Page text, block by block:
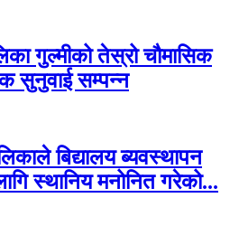
गुल्मीको तेस्रो चौमासिक
सुनुवाई सम्पन्न
बिद्यालय ब्यवस्थापन
स्थानिय मनोनित गरेको...